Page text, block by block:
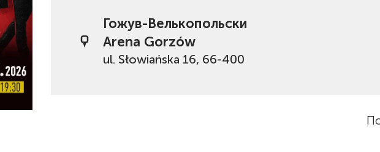
Гожув-Велькопольски
Arena Gorzów
ul. Słowiańska 16, 66-400